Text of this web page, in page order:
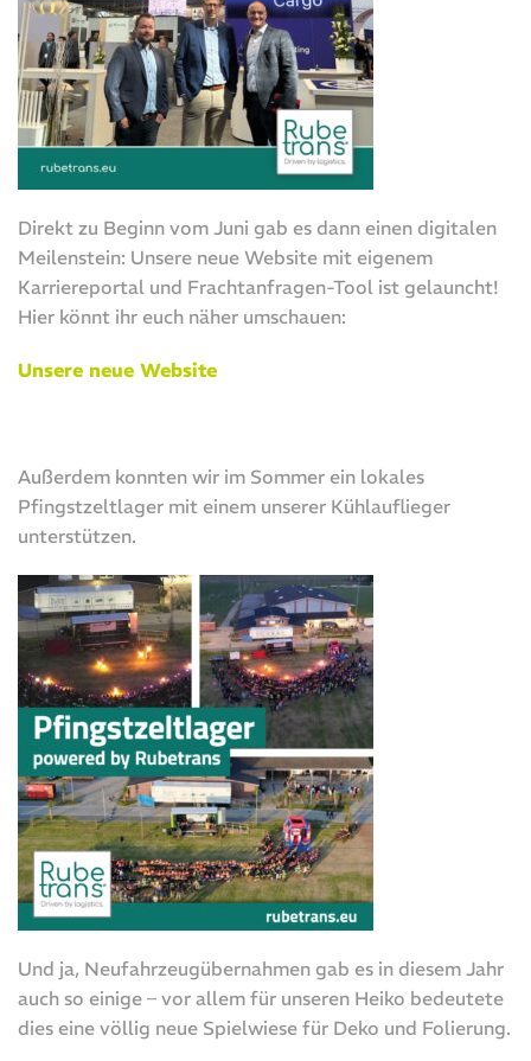
Direkt zu Beginn vom Juni gab es dann einen digitalen
Meilenstein: Unsere neue Website mit eigenem
Karriereportal und Frachtanfragen-Tool ist gelauncht!
Hier könnt ihr euch näher umschauen:
Unsere neue Website
Außerdem konnten wir im Sommer ein lokales
Pfingstzeltlager mit einem unserer Kühlauflieger
unterstützen.
Und ja, Neufahrzeugübernahmen gab es in diesem Jahr
auch so einige – vor allem für unseren Heiko bedeutete
dies eine völlig neue Spielwiese für Deko und Folierung.